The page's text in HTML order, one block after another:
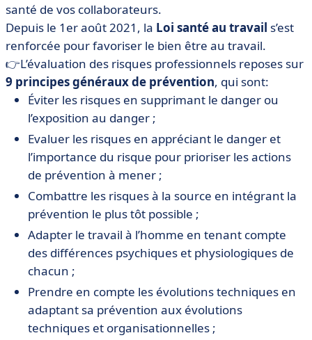
santé de vos collaborateurs.
Depuis le 1er août 2021, la Loi santé au travail s’est
renforcée pour favoriser le bien être au travail.
👉L’évaluation des risques professionnels reposes sur
9 principes généraux de prévention, qui sont:
Éviter les risques en supprimant le danger ou
l’exposition au danger ;
Evaluer les risques en appréciant le danger et
l’importance du risque pour prioriser les actions
de prévention à mener ;
Combattre les risques à la source en intégrant la
prévention le plus tôt possible ;
Adapter le travail à l’homme en tenant compte
des différences psychiques et physiologiques de
chacun ;
Prendre en compte les évolutions techniques en
adaptant sa prévention aux évolutions
techniques et organisationnelles ;